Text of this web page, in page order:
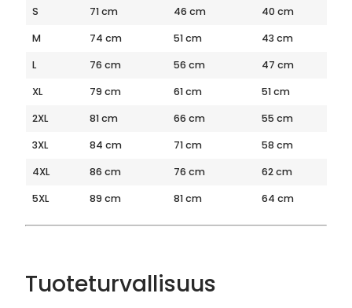
S 71 cm 46 cm
40 cm
M
74 cm 51 cm
43 cm
L
76 cm 56 cm
47 cm
XL
79 cm 61 cm
51 cm
2XL
81 cm 66 cm
55 cm
3XL
84 cm 71 cm
58 cm
4XL
86 cm 76 cm
62 cm
5XL
89 cm 81 cm 64 cm
Tuoteturvallisuus